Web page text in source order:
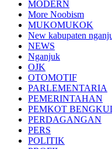
MODERN
More Noobism
MUKOMUKOK
New kabupaten
NEWS
Nganjuk
OJK
OTOMOTIF
PARLEMENTARIA
PEMERINTAHAN
PEMKOT
PERDAGANGAN
PERS
POLITIK